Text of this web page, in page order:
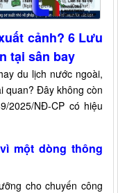
cảnh? 6 Lưu
tại sân bay
du lịch nước ngoài,
quan? Đây không còn
2025/NĐ-CP có hiệu
một dòng thông
cho chuyến công